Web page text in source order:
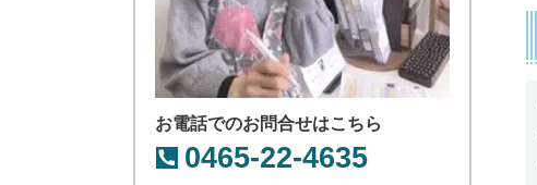
お電話でのお問合せはこちら
0465-22-4635